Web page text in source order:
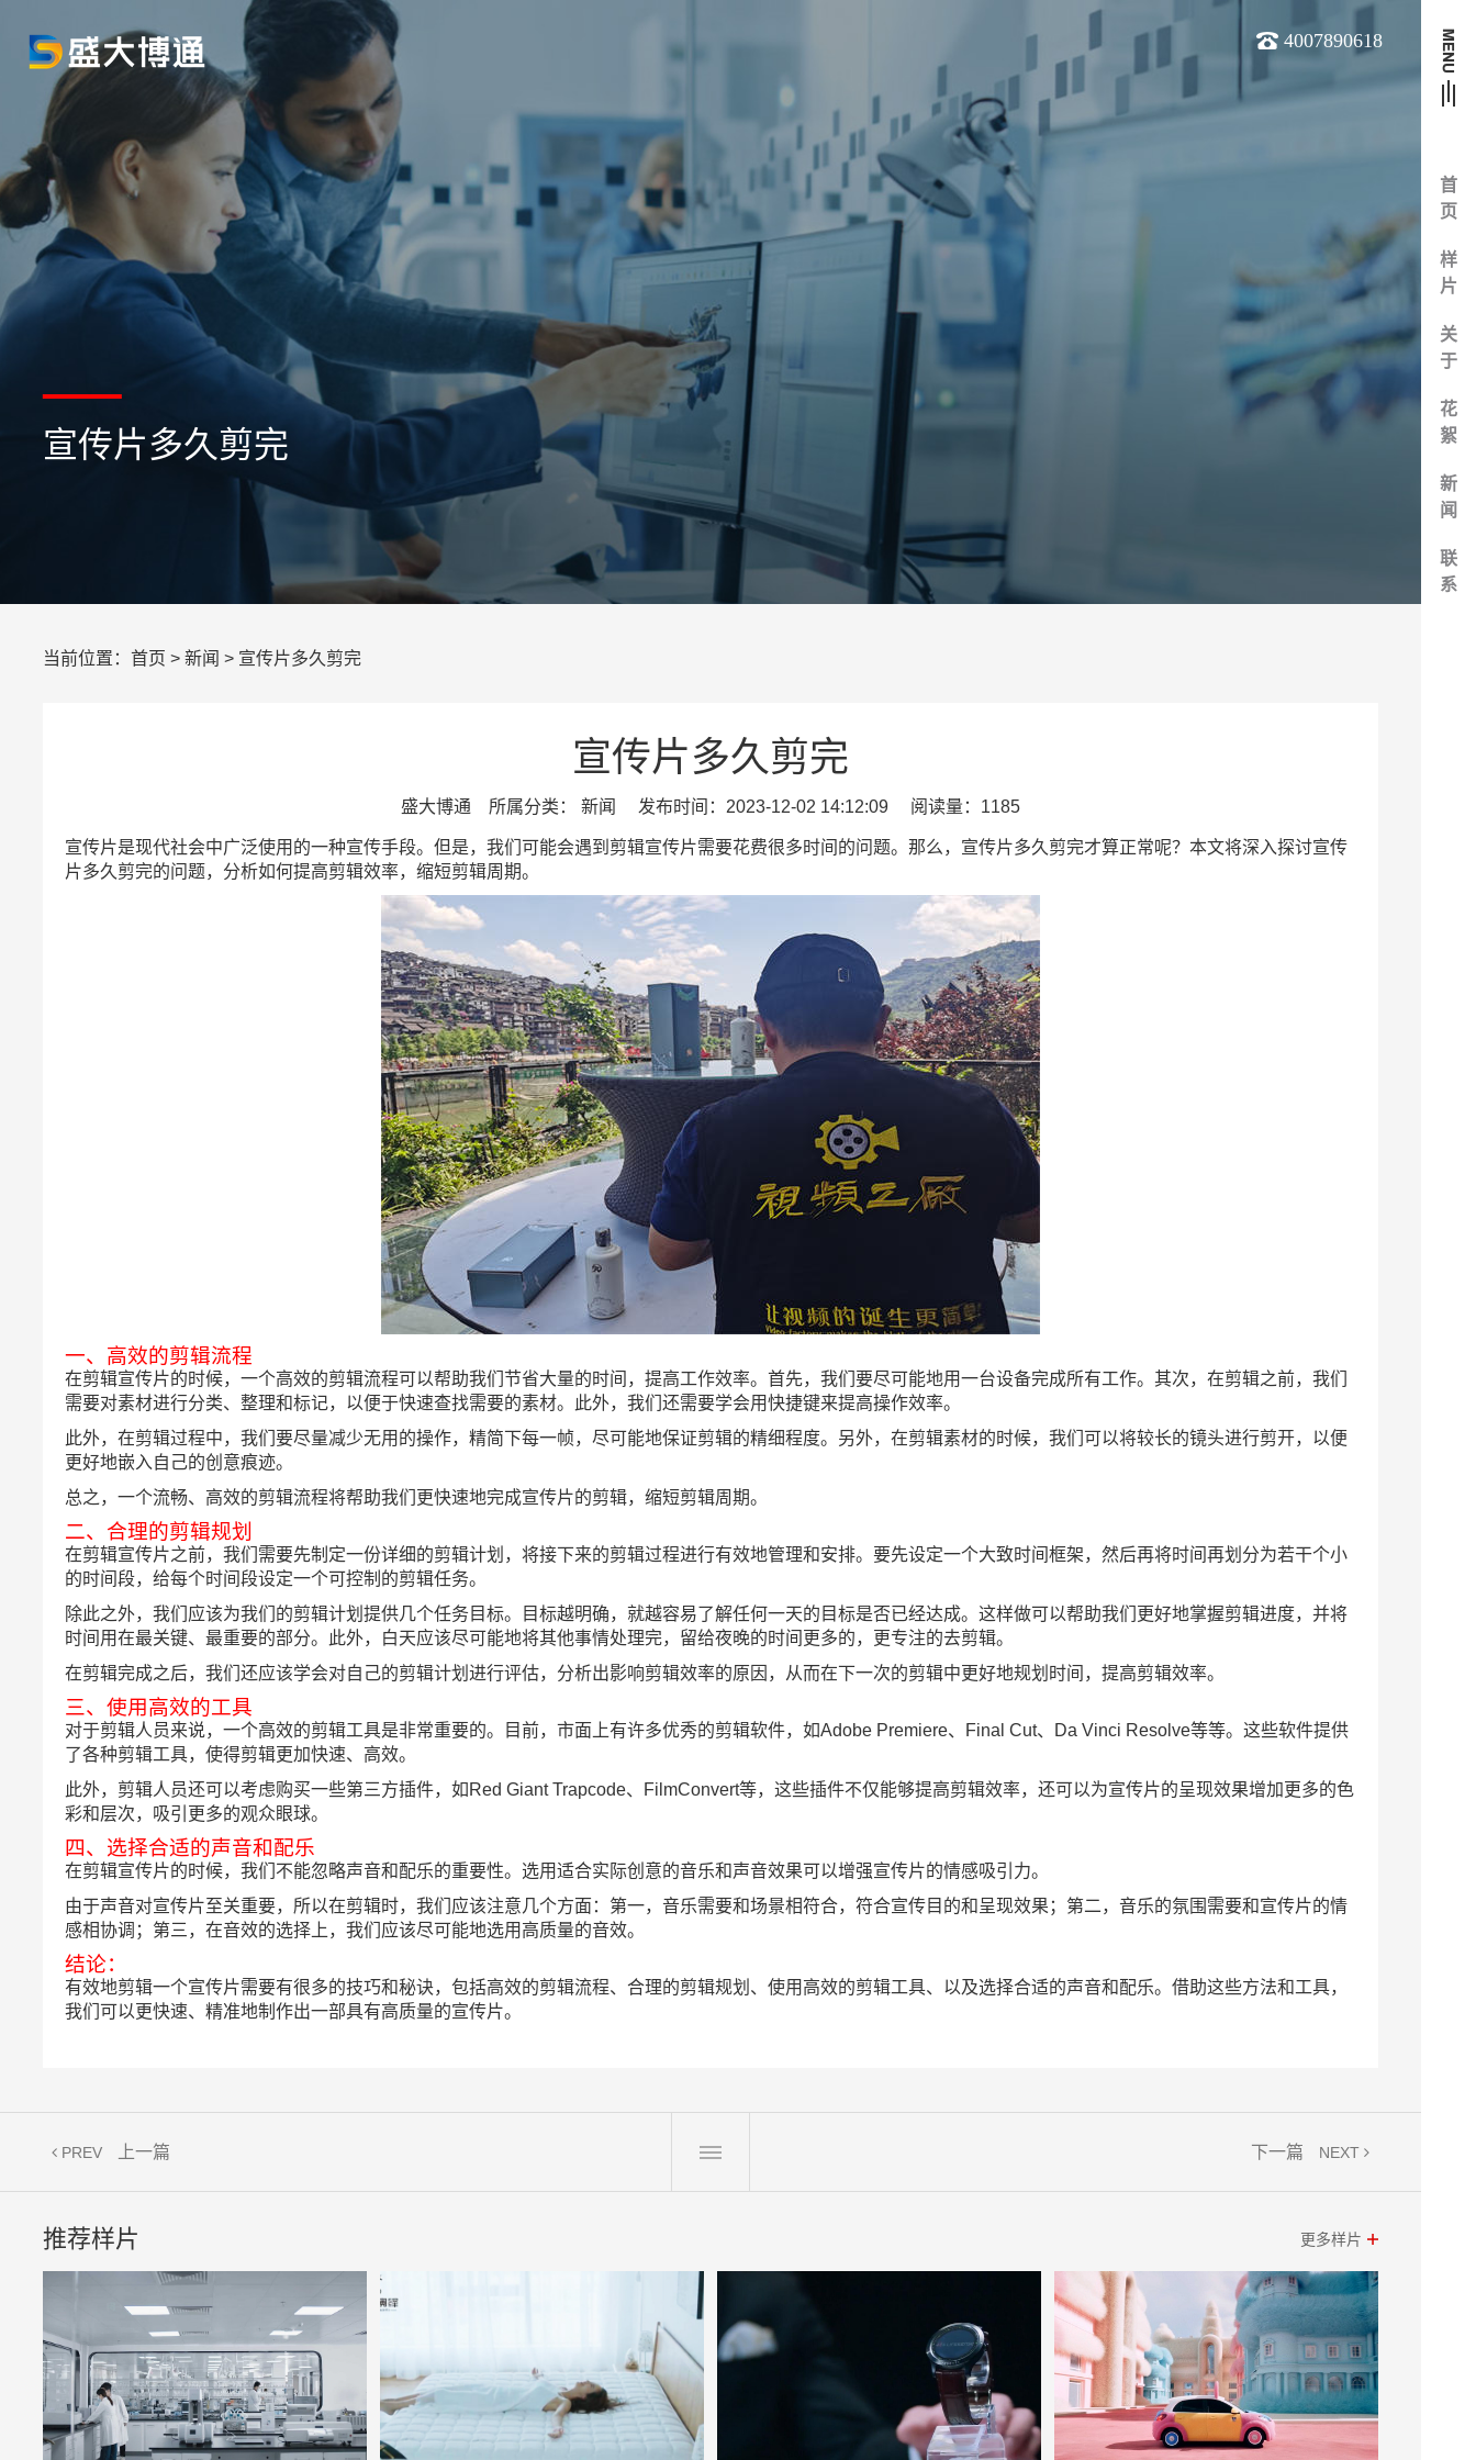
首
页
样
片
关
于
花
絮
新
闻
联
系
4007890618
宣传片多久剪完
当前位置： 首页 > 新闻 > 宣传片多久剪完
宣传片多久剪完
盛大博通 所属分类： 新闻 发布时间：2023-12-02 14:12:09 阅读量：1185
宣传片是现代社会中广泛使用的一种宣传手段。但是，我们可能会遇到剪辑宣传片需要花费很多时间的问题。那么，宣传片多久剪完才算正常呢？本文将深入探讨宣传
片多久剪完的问题，分析如何提高剪辑效率，缩短剪辑周期。
一、高效的剪辑流程
在剪辑宣传片的时候，一个高效的剪辑流程可以帮助我们节省大量的时间，提高工作效率。首先，我们要尽可能地用一台设备完成所有工作。其次，在剪辑之前，我们
需要对素材进行分类、整理和标记，以便于快速查找需要的素材。此外，我们还需要学会用快捷键来提高操作效率。
此外，在剪辑过程中，我们要尽量减少无用的操作，精简下每一帧，尽可能地保证剪辑的精细程度。另外，在剪辑素材的时候，我们可以将较长的镜头进行剪开，以便
更好地嵌入自己的创意痕迹。
总之，一个流畅、高效的剪辑流程将帮助我们更快速地完成宣传片的剪辑，缩短剪辑周期。
二、合理的剪辑规划
在剪辑宣传片之前，我们需要先制定一份详细的剪辑计划，将接下来的剪辑过程进行有效地管理和安排。要先设定一个大致时间框架，然后再将时间再划分为若干个小
的时间段，给每个时间段设定一个可控制的剪辑任务。
除此之外，我们应该为我们的剪辑计划提供几个任务目标。目标越明确，就越容易了解任何一天的目标是否已经达成。这样做可以帮助我们更好地掌握剪辑进度，并将
时间用在最关键、最重要的部分。此外，白天应该尽可能地将其他事情处理完，留给夜晚的时间更多的，更专注的去剪辑。
在剪辑完成之后，我们还应该学会对自己的剪辑计划进行评估，分析出影响剪辑效率的原因，从而在下一次的剪辑中更好地规划时间，提高剪辑效率。
三、使用高效的工具
对于剪辑人员来说，一个高效的剪辑工具是非常重要的。目前，市面上有许多优秀的剪辑软件，如Adobe Premiere、Final Cut、Da Vinci Resolve等等。这些软件提供
了各种剪辑工具，使得剪辑更加快速、高效。
此外，剪辑人员还可以考虑购买一些第三方插件，如Red Giant Trapcode、FilmConvert等，这些插件不仅能够提高剪辑效率，还可以为宣传片的呈现效果增加更多的色
彩和层次，吸引更多的观众眼球。
四、选择合适的声音和配乐
在剪辑宣传片的时候，我们不能忽略声音和配乐的重要性。选用适合实际创意的音乐和声音效果可以增强宣传片的情感吸引力。
由于声音对宣传片至关重要，所以在剪辑时，我们应该注意几个方面：第一，音乐需要和场景相符合，符合宣传目的和呈现效果；第二，音乐的氛围需要和宣传片的情
感相协调；第三，在音效的选择上，我们应该尽可能地选用高质量的音效。
结论：
有效地剪辑一个宣传片需要有很多的技巧和秘诀，包括高效的剪辑流程、合理的剪辑规划、使用高效的剪辑工具、以及选择合适的声音和配乐。借助这些方法和工具，
我们可以更快速、精准地制作出一部具有高质量的宣传片。
PREV 上一篇 NEXT
下一篇
推荐样片 更多样片